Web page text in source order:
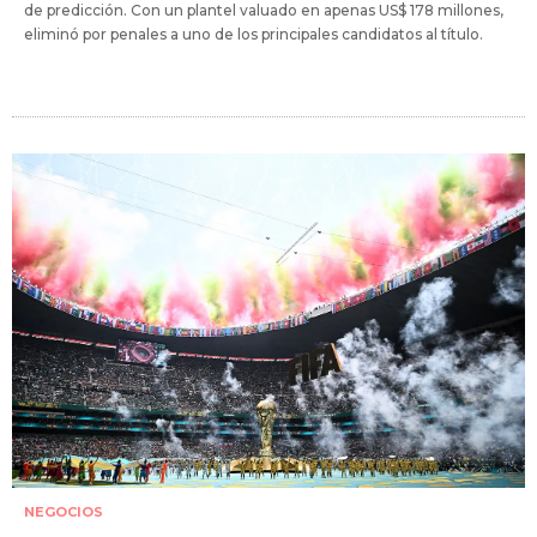
de predicción. Con un plantel valuado en apenas US$ 178 millones,
eliminó por penales a uno de los principales candidatos al título.
NEGOCIOS